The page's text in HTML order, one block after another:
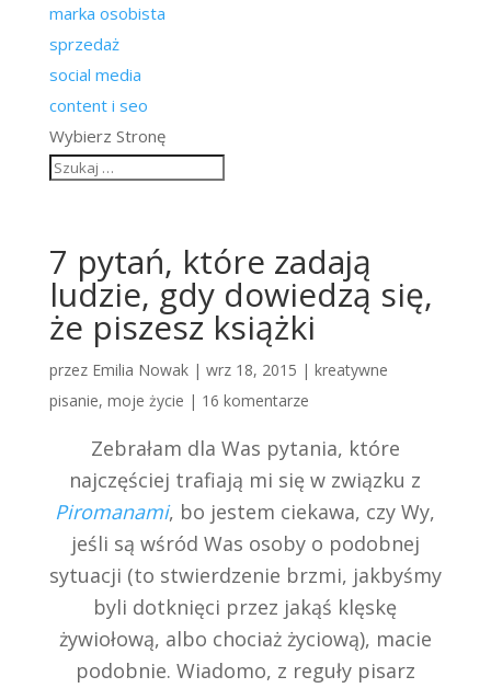
marka osobista
sprzedaż
social media
content i seo
Wybierz Stronę
7 pytań, które zadają
ludzie, gdy dowiedzą się,
że piszesz książki
przez Emilia Nowak| wrz 18, 2015 | kreatywne
pisanie, moje życie | 16 komentarze
Zebrałam dla Was pytania, które
najczęściej trafiają mi się w związku z
Piromanami, bo jestem ciekawa, czy Wy,
jeśli są wśród Was osoby o podobnej
sytuacji (to stwierdzenie brzmi, jakbyśmy
byli dotknięci przez jakąś klęskę
żywiołową, albo chociaż życiową), macie
podobnie. Wiadomo, z reguły pisarz